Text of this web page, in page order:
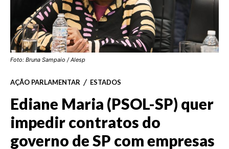
Foto: Bruna Sampaio / Alesp
AÇÃO PARLAMENTAR ESTADOS
Ediane Maria (PSOL-SP) quer
impedir contratos do
governo de SP com empresas